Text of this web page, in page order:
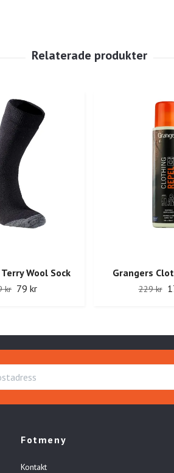
Wool Sock
kr 79 kr
Grangers
229 kr
Fotmeny
Kontakt